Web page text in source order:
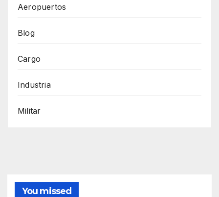
Aeropuertos
Blog
Cargo
Industria
Militar
You missed